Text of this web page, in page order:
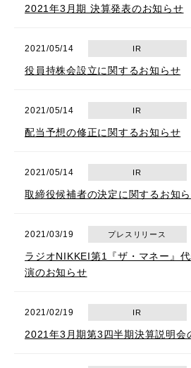
2021年3月期 決算発表のお知らせ
2021/05/14 IR
役員持株会設立に関するお知らせ
2021/05/14 IR
配当予想の修正に関するお知らせ
2021/05/14 IR
取締役候補者の決定に関するお知
2021/03/19 プレスリリース
ラジオNIKKEI第1『ザ・マネー』
演のお知らせ
2021/02/19 IR
2021年3月期第3四半期決算説明会